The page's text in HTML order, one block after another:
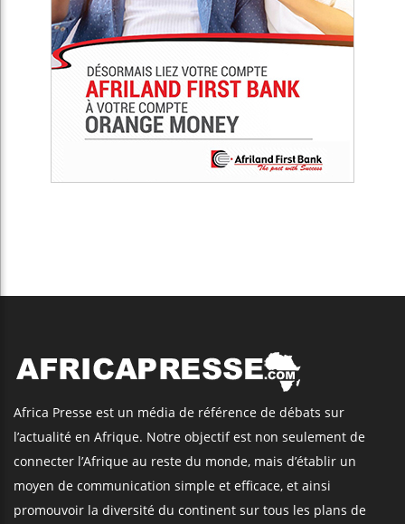
Africa Presse est un média de référence de débats sur
l’actualité en Afrique. Notre objectif est non seulement de
connecter l’Afrique au reste du monde, mais d’établir un
moyen de communication simple et efficace, et ainsi
promouvoir la diversité du continent sur tous les plans de